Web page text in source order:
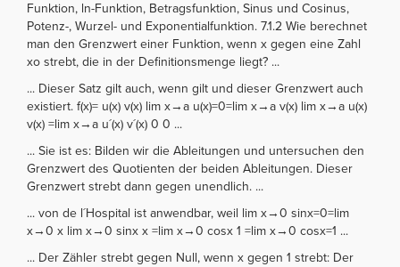
Funktion, ln-Funktion, Betragsfunktion, Sinus und Cosinus,
Potenz-, Wurzel- und Exponentialfunktion. 7.1.2 Wie berechnet
man den Grenzwert einer Funktion, wenn x gegen eine Zahl
xo strebt, die in der Definitionsmenge liegt? ...
... Dieser Satz gilt auch, wenn gilt und dieser Grenzwert auch
existiert. f(x)= u(x) v(x) lim x→a u(x)=0=lim x→a v(x) lim x→a u(x)
v(x) =lim x→a u´(x) v´(x) 0 0 ...
... Sie ist es: Bilden wir die Ableitungen und untersuchen den
Grenzwert des Quotienten der beiden Ableitungen. Dieser
Grenzwert strebt dann gegen unendlich. ...
... von de l´Hospital ist anwendbar, weil lim x→0 sinx=0=lim
x→0 x lim x→0 sinx x =lim x→0 cosx 1 =lim x→0 cosx=1 ...
... Der Zähler strebt gegen Null, wenn x gegen 1 strebt: Der